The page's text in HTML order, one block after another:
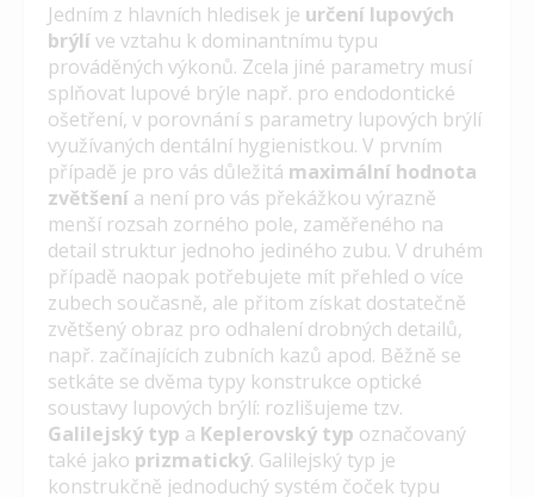
Jedním z hlavních hledisek je určení lupových
brýlíve vztahu k dominantnímu typu
prováděných výkonů. Zcela jiné parametry musí
splňovat lupové brýle např. pro endodontické
ošetření, v porovnání s parametry lupových brýlí
využívaných dentální hygienistkou. V prvním
případě je pro vás důležitá maximální hodnota
zvětšení a není pro vás překážkou výrazně
menší rozsah zorného pole, zaměřeného na
detail struktur jednoho jediného zubu. V druhém
případě naopak potřebujete mít přehled o více
zubech současně, ale přitom získat dostatečně
zvětšený obraz pro odhalení drobných detailů,
např. začínajících zubních kazů apod. Běžně se
setkáte se dvěma typy konstrukce optické
soustavy lupových brýlí: rozlišujeme tzv.
Galilejský typ a Keplerovský typ označovaný
také jako prizmatický. Galilejský typ je
konstrukčně jednoduchý systém čoček typu